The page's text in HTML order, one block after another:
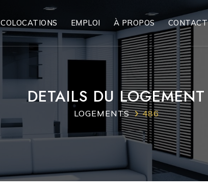
COLOCATIONS EMPLOI À PROPOS CONTACT
DETAILS DU LOGEMENT
LOGEMENTS 486